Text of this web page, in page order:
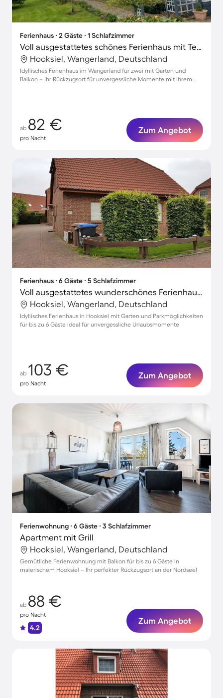
Ferienhaus ∙ 2 Gäste ∙ 1 Schlafzimmer
Voll ausgestattetes schönes Ferienhaus mit Terrasse und Garten | Haustiere erlaubt
Hooksiel, Wangerland, Deutschland
Idyllisches Ferienhaus im Wangerland für zwei mit Garten und
Balkon – Ihr Rückzugsort für unvergessliche Momente mit Ihrem
ab 82 €
pro Nacht
Zum Angebot
Ferienhaus ∙ 6 Gäste ∙ 5 Schlafzimmer
Voll ausgestattetes wunderschönes Ferienhaus mit Terrasse und Garten
Hooksiel, Wangerland, Deutschland
Idyllisches Ferienhaus in Hooksiel mit Garten und Parkmöglichkeiten
für bis zu 6 Gäste ideal für unvergessliche Urlaubsmomente
ab 103 €
pro Nacht
Zum Angebot
Ferienwohnung ∙ 6 Gäste ∙ 3 Schlafzimmer
Apartment mit Grill
Hooksiel, Wangerland, Deutschland
Gemütliche Ferienwohnung mit Balkon für bis zu 6 Gäste in
malerischem Hooksiel – Ihr perfekter Rückzugsort an der Nordsee!
ab 88 €
pro Nacht
4.2
Zum Angebot